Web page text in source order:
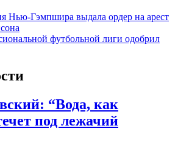
Нью-Гэмпшира выдала ордер на арест
футбольной лиги одобрил
“Вода, как
под лежачий